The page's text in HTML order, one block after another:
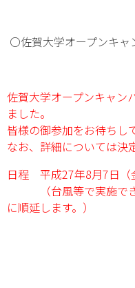
〇佐賀大学オープンキ
佐賀大学オープンキャン
ました。
皆様の御参加をお待ちし
なお、詳細については決
日程 平成27年8月7日（
（台風等で実施でき
に順延します。）